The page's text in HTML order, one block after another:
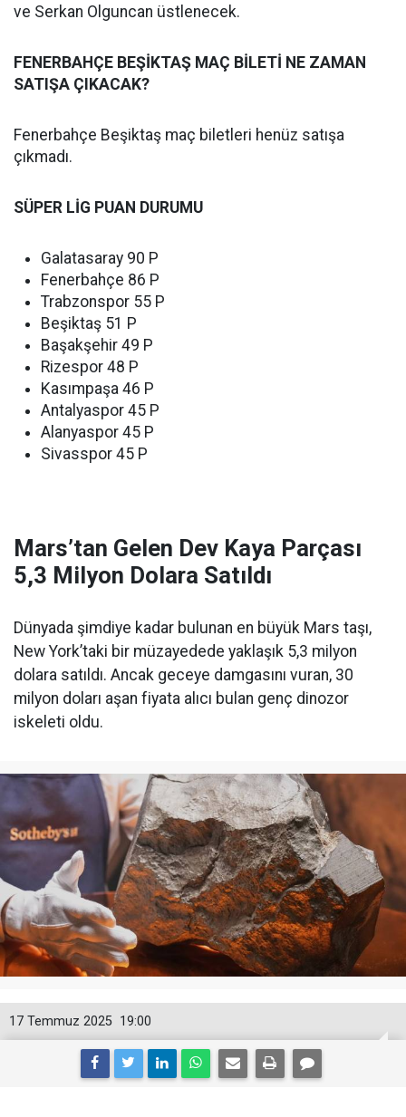
ve Serkan Olguncan üstlenecek.
FENERBAHÇE BEŞİKTAŞ MAÇ BİLETİ NE ZAMAN
SATIŞA ÇIKACAK?
Fenerbahçe Beşiktaş maç biletleri henüz satışa
çıkmadı.
SÜPER LİG PUAN DURUMU
Galatasaray 90 P
Fenerbahçe 86 P
Trabzonspor 55 P
Beşiktaş 51 P
Başakşehir 49 P
Rizespor 48 P
Kasımpaşa 46 P
Antalyaspor 45 P
Alanyaspor 45 P
Sivasspor 45 P
Mars’tan Gelen Dev Kaya Parçası
5,3 Milyon Dolara Satıldı
Dünyada şimdiye kadar bulunan en büyük Mars taşı,
New York’taki bir müzayedede yaklaşık 5,3 milyon
dolara satıldı. Ancak geceye damgasını vuran, 30
milyon doları aşan fiyata alıcı bulan genç dinozor
iskeleti oldu.
19:00
17 Temmuz 2025